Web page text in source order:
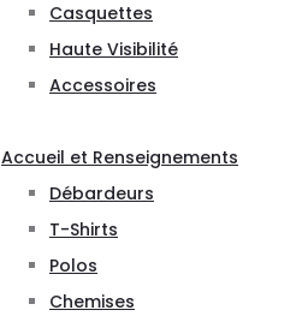
Casquettes
Haute Visibilité
Accessoires
Accueil et Renseignements
Débardeurs
T-Shirts
Polos
Chemises